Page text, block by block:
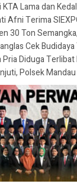
Lama dan
Afni Terima
30 Ton
Cek
Diduga
Polsek